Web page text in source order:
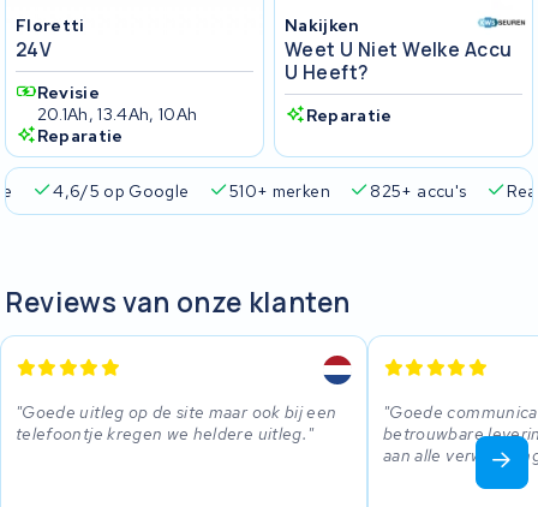
Floretti
24V
Revisie
20.1Ah, 13.4Ah, 10Ah
Reparatie
Nakijken
Weet U Niet Welke Accu
U Heeft?
Reparatie
4,6/5 op Google 510+ merken 825+ accu's
Reviews van onze klanten
Goede uitleg op de site maar ook bij een
telefoontje kregen we heldere uitleg.
Goede
betrouwbare
aan alle